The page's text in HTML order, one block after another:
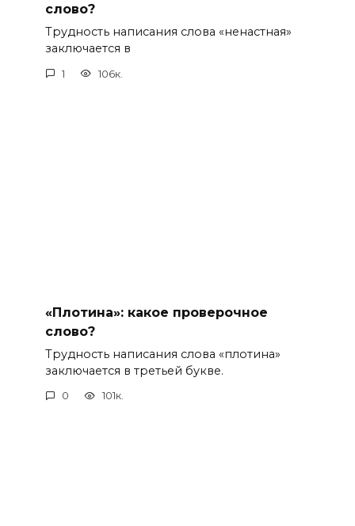
слово?
Трудность написания слова «ненастная»
заключается в
1 106к.
«Плотина»: какое проверочное
слово?
Трудность написания слова «плотина»
заключается в третьей букве.
0 101к.